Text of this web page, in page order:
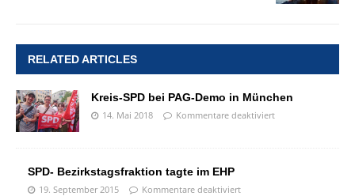
RELATED ARTICLES
Kreis-SPD bei PAG-Demo in München
14. Mai 2018 Kommentare deaktiviert
SPD- Bezirkstagsfraktion tagte im EHP
19. September 2015 Kommentare deaktiviert